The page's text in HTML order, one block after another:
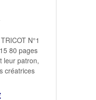
N°1
80 pages
leur patron,
créatrices
magazine